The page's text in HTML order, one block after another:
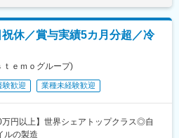
休／賞与実績5カ月分超／冷
ｔｅｍｏグループ)
験歓迎 業種未経験歓迎
万円以上】世界シェアトップクラス◎自
ルの製造